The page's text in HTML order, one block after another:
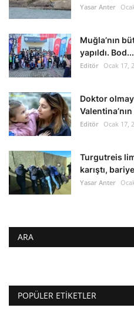
Yasar Anter
Muğla’nın
yapıldı. Bod...
Editör Ocak 17,
Doktor
Valentina’nın
Editör Ocak 17,
Turgutreis
karıştı,
Yasar Anter
ARA
POPÜLER ETIKETLER